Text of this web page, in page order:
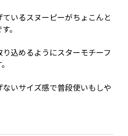
いるスヌーピーがちょこんと
。
込めるようにスターモチーフ
いサイズ感で普段使いもしや